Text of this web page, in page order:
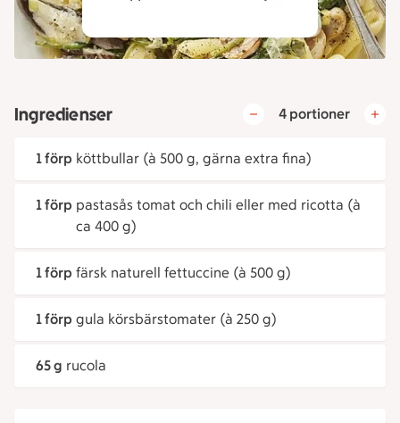
Ingredienser 4 portioner
1 förp köttbullar (à 500 g, gärna extra fina)
1 förp pastasås tomat och chili eller med ricotta (à
ca 400 g)
1 förp färsk naturell fettuccine (à 500 g)
1 förp gula körsbärstomater (à 250 g)
65 g rucola